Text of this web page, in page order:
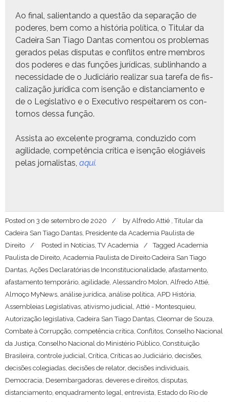
Ao final, salien­tan­do a questão da sep­a­ração de
poderes, bem como a história políti­ca, o Tit­u­lar da
Cadeira San Tia­go Dan­tas comen­tou os prob­le­mas
ger­a­dos pelas dis­putas e con­fli­tos entre mem­bros
dos poderes e das funções jurídi­cas, sub­lin­han­do a
neces­si­dade de o Judi­ciário realizar sua tare­fa de fis­
cal­iza­ção jurídi­ca com isenção e dis­tan­ci­a­men­to e
de o Leg­isla­ti­vo e o Exec­u­ti­vo respeitarem os con­
tornos dessa função.
Assista ao exce­lente pro­gra­ma, con­duzi­do com
agili­dade, com­petên­cia críti­ca e isenção elogiáveis
pelas jor­nal­is­tas, aqui.
Posted on 3 de setembro de 2020 by Alfredo Attié , Titular da
Cadeira San Tiago Dantas, Presidente da Academia Paulista de
Direito
Posted in Notícias,TV Academia Tagged Academia
Paulista de Direito, Academia Paulista de Direito Cadeira San Tiago
Dantas, Ações Declaratórias de Inconstitucionalidade, afastamento,
afastamento temporário, agilidade, Alessandro Molon, Alfredo Attié,
Almoço MyNews, análise jurídica, análise política, APD História,
Assembleias Legislativas, ativismo judicial, Attié - Montesquieu,
Autorização legislativa, Cadeira San Tiago Dantas, Cleomar de Souza,
Combate à Corrupção, competência crítica, Conflitos, Conselho Nacional
da Justiça, Conselho Nacional do Ministério Público, Constituição
Brasileira, controle judicial, Crítica, Críticas ao Judiciário, decisões,
decisões colegiadas, decisões de relator, decisões individuais,
Democracia, Desembargadoras, deveres e direitos, disputas,
distanciamento, enquadramento legal, entrevista, Estado do Rio de